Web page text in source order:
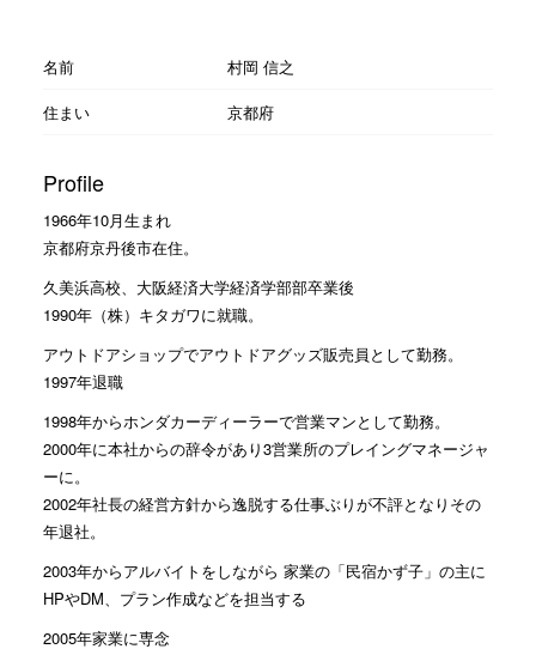
名前
村岡 信之
住まい
京都府
Profile
1966年10月生まれ
京都府京丹後市在住。
久美浜高校、大阪経済大学経済学部部卒業後
1990年（株）キタガワに就職。
アウトドアショップでアウトドアグッズ販売員として勤務。
1997年退職
1998年からホンダカーディーラーで営業マンとして勤務。
2000年に本社からの辞令があり3営業所のプレイングマネージャ
ーに。
2002年社長の経営方針から逸脱する仕事ぶりが不評となりその
年退社。
2003年からアルバイトをしながら 家業の「民宿かず子」の主に
HPやDM、プラン作成などを担当する
2005年家業に専念